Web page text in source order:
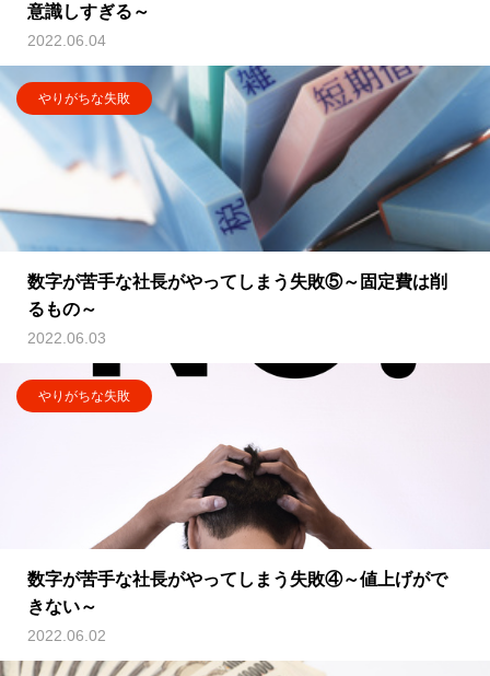
意識しすぎる～
2022.06.04
やりがちな失敗
数字が苦手な社長がやってしまう失敗⑤～固定費は削
るもの～
2022.06.03
やりがちな失敗
数字が苦手な社長がやってしまう失敗④～値上げがで
きない～
2022.06.02